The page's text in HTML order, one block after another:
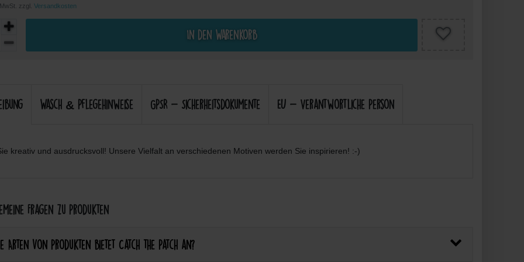
zzgl. Versandkosten
In den Warenkorb
Wasch & Pflegehinweise GPSR - Sicherheitsdokumente EU - Verantwortliche Person
kreativ und ausdrucksvoll! Unsere Vielfalt an verschiedenen Motiven werden Sie inspirieren! :-)
Fragen zu Produkten
Arten von Produkten bietet Catch the Patch an?